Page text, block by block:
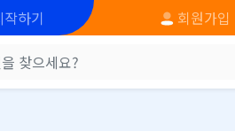
하기 회원가입